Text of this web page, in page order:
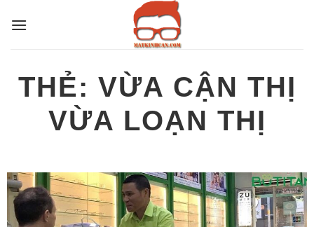
qua
THẺ: VỪA CẬN THỊ
VỪA LOẠN THỊ